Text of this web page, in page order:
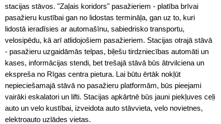
stacijas stāvos. "Zaļais koridors" pasažieriem - platība brīvai
pasažieru kustībai gan no lidostas termināļa, gan uz to, kuri
lidostā ieradīsies ar automašīnu, sabiedrisko transportu,
velosipēdu, kā arī atlidojošiem pasažieriem. Stacijas otrajā stāvā
- pasažieru uzgaidāmās telpas, biļešu tirdzniecības automāti un
kases, informācijas stendi, bet trešajā stāvā būs ātrvilciena un
ekspreša no Rīgas centra pietura. Lai būtu ērtāk nokļūt
nepieciešamajā stāvā no pasažieru platformām, būs pieejami
vairāki eskalatori un lifti. Stacijas apkārtnē būs jauni piekļuves ceļi
auto un velo kustībai, izveidota auto stāvvieta, velo novietnes,
elektroauto uzlādes vietas.